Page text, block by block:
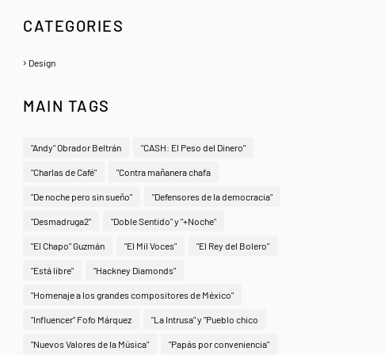
CATEGORIES
Design
MAIN TAGS
"Andy" Obrador Beltrán "CASH: El Peso del Dinero"
"Charlas de Café" "Contra mañanera chafa
"De noche pero sin sueño" "Defensores de la democracia"
"Desmadruga2" "Doble Sentido" y "+Noche"
"El Chapo" Guzmán "El Mil Voces" "El Rey del Bolero"
"Está libre" "Hackney Diamonds"
"Homenaje a los grandes compositores de México"
"Influencer" Fofo Márquez "La Intrusa" y "Pueblo chico
"Nuevos Valores de la Música" "Papás por conveniencia"